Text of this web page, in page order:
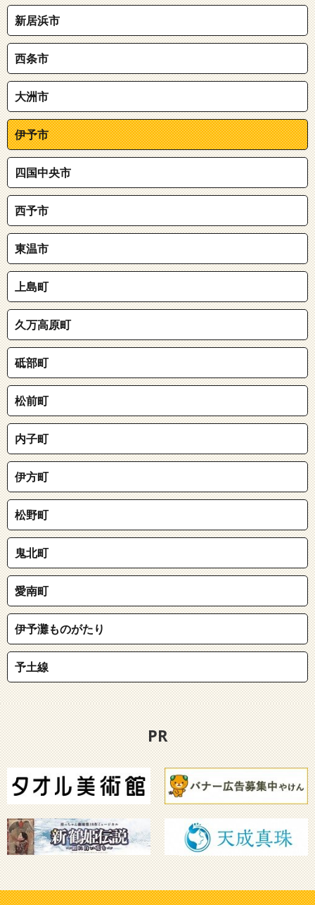
新居浜市
西条市
大洲市
伊予市
四国中央市
西予市
東温市
上島町
久万高原町
砥部町
松前町
内子町
伊方町
松野町
鬼北町
愛南町
伊予灘ものがたり
予土線
PR